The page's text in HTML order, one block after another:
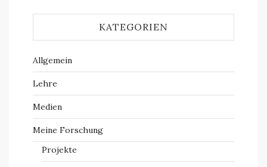
KATEGORIEN
Allgemein
Lehre
Medien
Meine Forschung
Projekte